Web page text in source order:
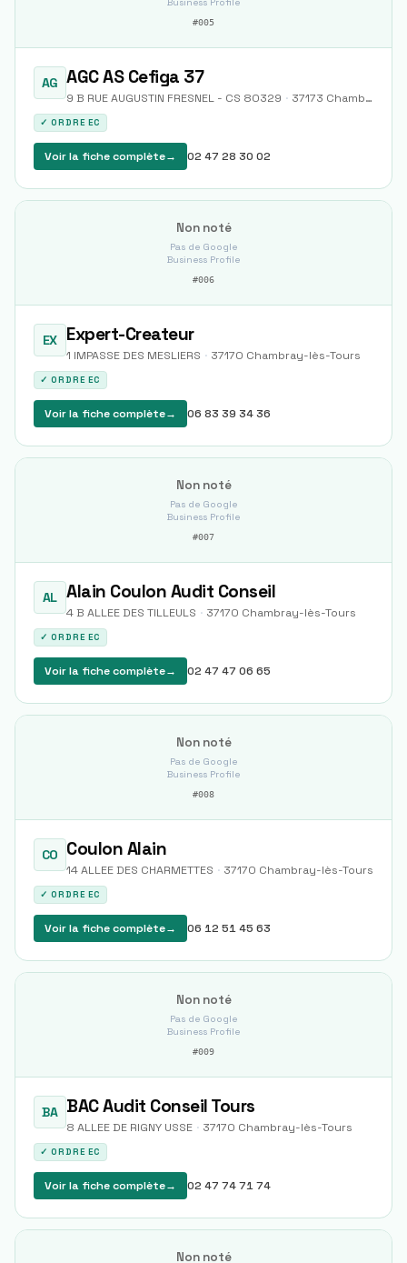
#005
AG AGC AS Cefiga 37
9 B RUE AUGUSTIN FRESNEL - CS 80329 · 37173 Chambray-lès-Tours
✓ ORDRE EC
Voir la fiche complète→ 02 47 28 30 02
Non noté
Pas de Google
Business Profile
#006
EX Expert-Createur
1 IMPASSE DES MESLIERS · 37170 Chambray-lès-Tours
✓ ORDRE EC
Voir la fiche complète→ 06 83 39 34 36
Non noté
Pas de Google
Business Profile
#007
AL Alain Coulon Audit Conseil
4 B ALLEE DES TILLEULS · 37170 Chambray-lès-Tours
✓ ORDRE EC
Voir la fiche complète→ 02 47 47 06 65
Non noté
Pas de Google
Business Profile
#008
CO Coulon Alain
14 ALLEE DES CHARMETTES · 37170 Chambray-lès-Tours
✓ ORDRE EC
Voir la fiche complète→ 06 12 51 45 63
Non noté
Pas de Google
Business Profile
#009
BA BAC Audit Conseil Tours
8 ALLEE DE RIGNY USSE · 37170 Chambray-lès-Tours
✓ ORDRE EC
Voir la fiche complète→ 02 47 74 71 74
Non noté